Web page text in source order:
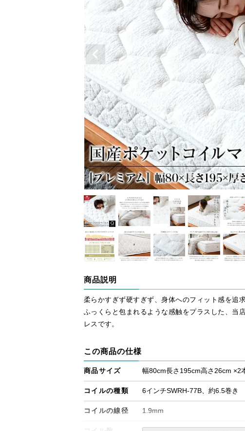
商品説明
柔らかすぎず硬すぎず、身体へのフィット感を追
ふっくらと包まれるような感触をプラスした、当
レスです。
この商品の仕様
商品サイズ 幅80cm長さ195cm高さ26cm ×2
コイルの種類 6インチSWRH-77B、約6.5巻き
コイルの線径 1.9mm